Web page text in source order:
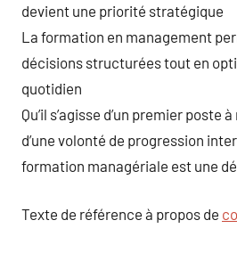
devient une priorité stratégique
La formation en management
décisions structurées tout en
quotidien
Qu’il s’agisse d’un premier poste
d’une volonté de progression
formation managériale est une
Texte de référence à propos de